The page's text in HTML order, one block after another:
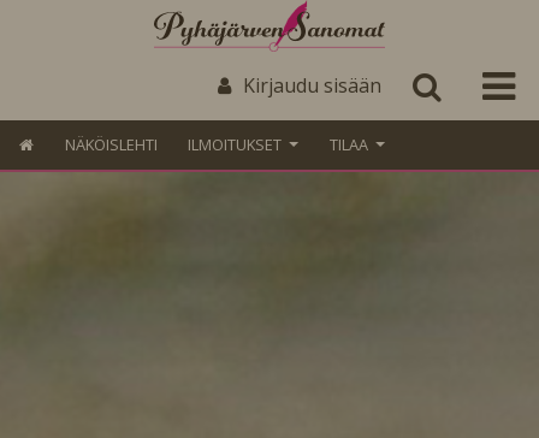
Kirjaudu sisään
NÄKÖISLEHTI ILMOITUKSET TILAA